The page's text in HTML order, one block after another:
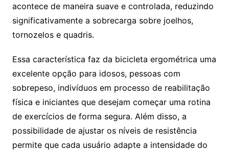
acontece de maneira suave e controlada, reduzindo
significativamente a sobrecarga sobre joelhos,
tornozelos e quadris.
Essa característica faz da bicicleta ergométrica uma
excelente opção para idosos, pessoas com
sobrepeso, indivíduos em processo de reabilitação
física e iniciantes que desejam começar uma rotina
de exercícios de forma segura. Além disso, a
possibilidade de ajustar os níveis de resistência
permite que cada usuário adapte a intensidade do